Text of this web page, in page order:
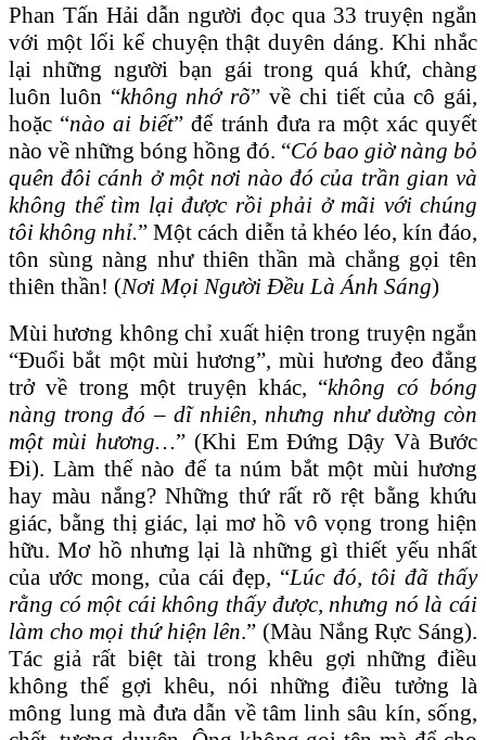
Phan Tấn Hải dẫn người đọc qua 33 truyện ngắn
với một lối kể chuyện thật duyên dáng. Khi nhắc
lại những người bạn gái trong quá khứ, chàng
luôn luôn “không nhớ rõ” về chi tiết của cô gái,
hoặc “nào ai biết” để tránh đưa ra một xác quyết
nào về những bóng hồng đó. “Có bao giờ nàng bỏ
quên đôi cánh ở một nơi nào đó của trần gian và
không thể tìm lại được rồi phải ở mãi với chúng
tôi không nhỉ.” Một cách diễn tả khéo léo, kín đáo,
tôn sùng nàng như thiên thần mà chẳng gọi tên
thiên thần! (Nơi Mọi Người Đều Là Ánh Sáng)
Mùi hương không chỉ xuất hiện trong truyện ngắn
“Đuổi bắt một mùi hương”, mùi hương đeo đẳng
trở về trong một truyện khác, “không có bóng
nàng trong đó – dĩ nhiên, nhưng như dường còn
một mùi hương…” (Khi Em Đứng Dậy Và Bước
Đi). Làm thế nào để ta núm bắt một mùi hương
hay màu nắng? Những thứ rất rõ rệt bằng khứu
giác, bằng thị giác, lại mơ hồ vô vọng trong hiện
hữu. Mơ hồ nhưng lại là những gì thiết yếu nhất
của ước mong, của cái đẹp, “Lúc đó, tôi đã thấy
rằng có một cái không thấy được, nhưng nó là cái
làm cho mọi thứ hiện lên.” (Màu Nắng Rực Sáng).
Tác giả rất biệt tài trong khêu gợi những điều
không thể gợi khêu, nói những điều tưởng là
mông lung mà đưa dẫn về tâm linh sâu kín, sống,